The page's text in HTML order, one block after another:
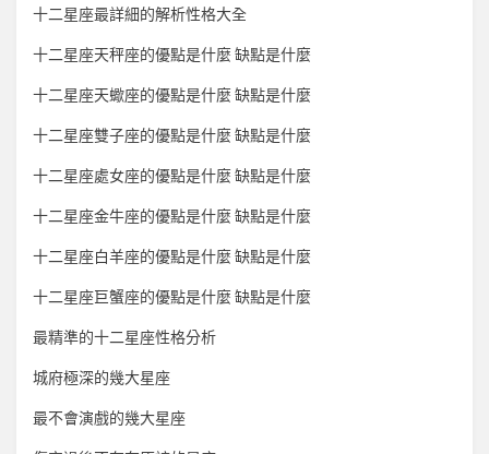
十二星座最詳細的解析性格大全
十二星座天秤座的優點是什麼 缺點是什麼
十二星座天蠍座的優點是什麼 缺點是什麼
十二星座雙子座的優點是什麼 缺點是什麼
十二星座處女座的優點是什麼 缺點是什麼
十二星座金牛座的優點是什麼 缺點是什麼
十二星座白羊座的優點是什麼 缺點是什麼
十二星座巨蟹座的優點是什麼 缺點是什麼
最精準的十二星座性格分析
城府極深的幾大星座
最不會演戲的幾大星座